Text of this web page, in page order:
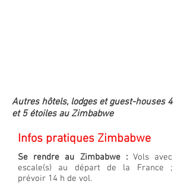
Autres hôtels, lodges et guest-houses 4
et 5 étoiles au Zimbabwe
Infos pratiques Zimbabwe
Se rendre au Zimbabwe : Vols avec
escale(s) au départ de la France ;
prévoir 14 h de vol.